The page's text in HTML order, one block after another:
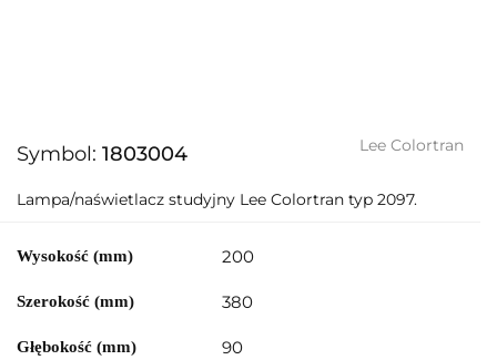
Symbol: 1803004 Lee Colortran
Lampa/naświetlacz studyjny Lee Colortran typ 2097.
Wysokość (mm) 200
Szerokość (mm) 380
Głębokość (mm) 90